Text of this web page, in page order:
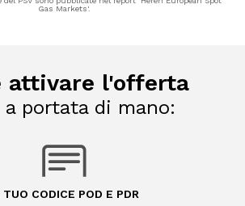
Gas Markets'.
attivare l'offerta
a portata di mano:
TUO CODICE POD E PDR